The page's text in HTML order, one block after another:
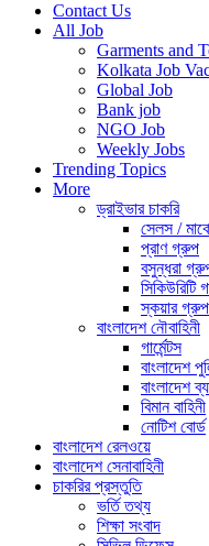
Contact Us
All Job
Garments and
Kolkata Job
Global Job
Bank job
NGO Job
Weekly Jobs
Trending Topics
More
ড্রাইভার চাকরি
সেলস /
প্রাণ গ্রুপ
বসুন্ধরা
সিকিউরিটি
স্কয়ার গ্রুপ
বাংলাদেশ নৌবাহিনী
গার্মেন্টস
বাংলাদেশ
বাংলাদেশ
বিমান বাহিনী
নোটিশ বোর্ড
বাংলাদেশ রেলওয়ে
বাংলাদেশ সেনাবাহিনী
চাকরির প্রস্তুতি
ভর্তি তথ্য
শিক্ষা সংবাদ